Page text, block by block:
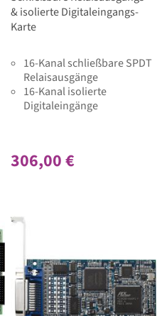
& isolierte Digitaleingangs-
Karte
16-Kanal schließbare SPDT
Relaisausgänge
16-Kanal isolierte
Digitaleingänge
306,00 €